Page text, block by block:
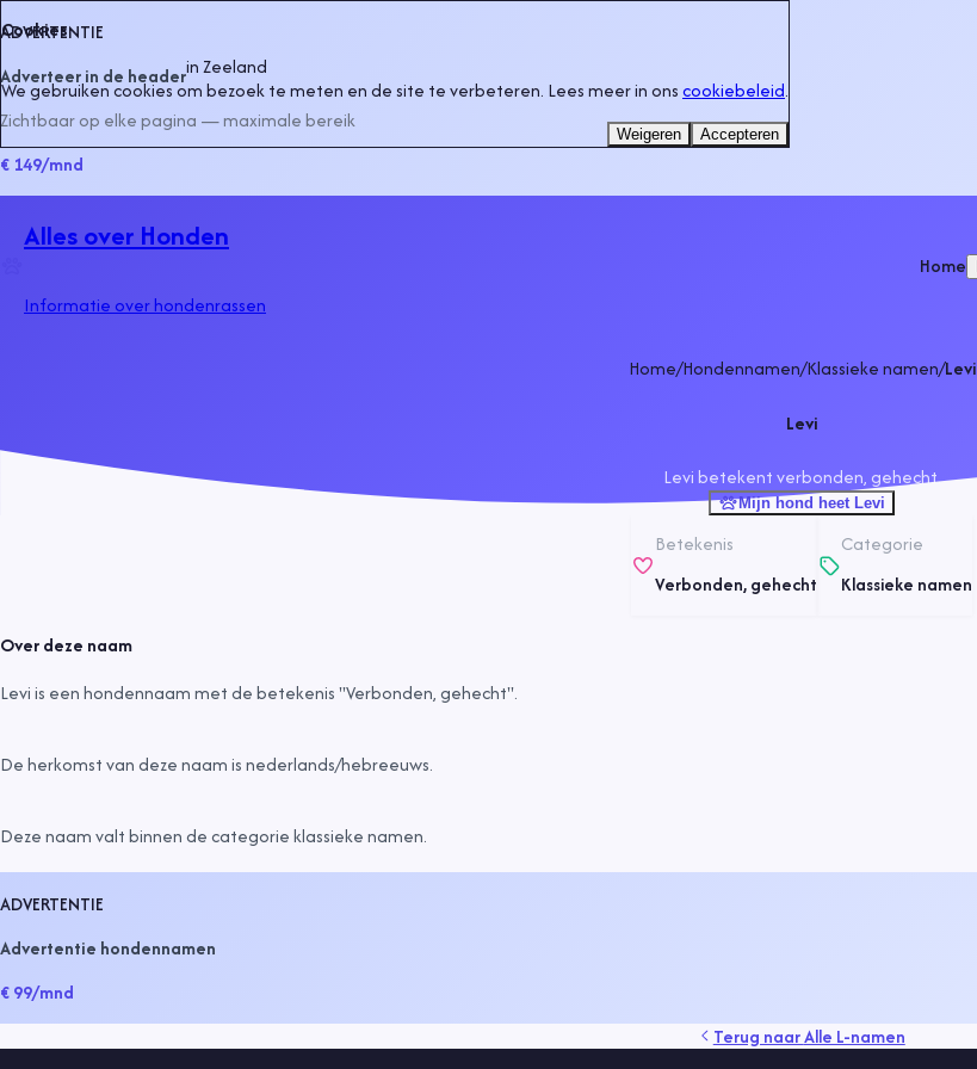
ADVERTENTIE
Adverteer in de headerinZeeland
Zichtbaar op elke pagina — maximale bereik
€ 149/mnd
Alles over Honden
Informatie over hondenrassen
Home
Home/Hondennamen/Klassieke namen/Levi
Levi
Levi betekent verbonden, gehecht.
Mijn hond heet Levi
Betekenis
Verbonden, gehecht
Categorie
Klassieke namen
Over deze naam
Levi is een hondennaam met de betekenis "Verbonden, gehecht".
De herkomst van deze naam isnederlands/hebreeuws.
Deze naam valt binnen de categorieklassieke namen.
ADVERTENTIE
Advertentie hondennamen
€ 99/mnd
Terug naarAlle L-namen
Cookies
We gebruiken cookies om bezoek te meten en de site te verbeteren. Lees meer in onscookiebeleid.
Weigeren Accepteren